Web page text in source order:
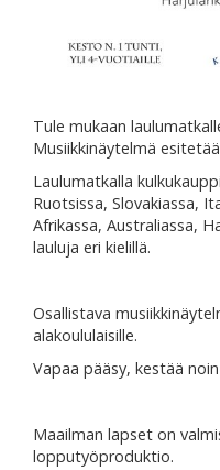
Tule mukaan
Musiikkinäytelmä
Laulumatkalla
Ruotsissa, Slovakiassa,
Afrikassa, Australiassa,
lauluja eri kielillä.
Osallistava
alakoululaisille.
Vapaa pääsy, kestää
Maailman lapset on
lopputyöproduktio.